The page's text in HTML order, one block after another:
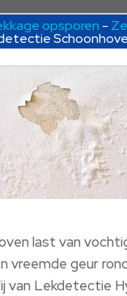
opsporen -
last van
vreemde geur
van Lekdetectie